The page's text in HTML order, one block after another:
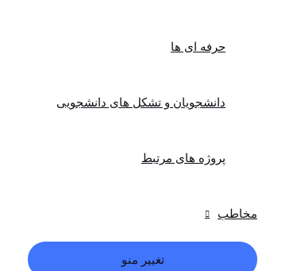
حرفه ای ها
دانشجویان و تشکل های دانشجویی
پروژه های مرتبط
مخاطب
تغییر منو